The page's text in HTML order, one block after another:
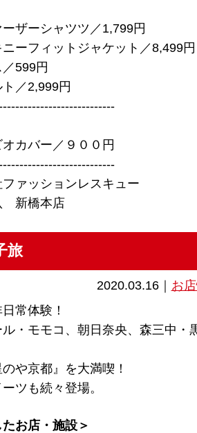
ーザーシャツツ／1,799円
ニーフィットジャケット／8,499円
599円
ト／2,999円
オカバー／９００円
ァッションレスキュー
新橋本店
旅
2020.03.16｜ お
常体験！
・モモコ、朝日奈央、森三中・
や京都』を大満喫！
ツも続々登場。
お店・施設＞